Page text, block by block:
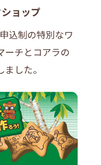
ョップ
込制の特別なワ
ーチとコアラの
した。